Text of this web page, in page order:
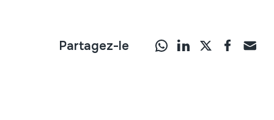
Partagez-le